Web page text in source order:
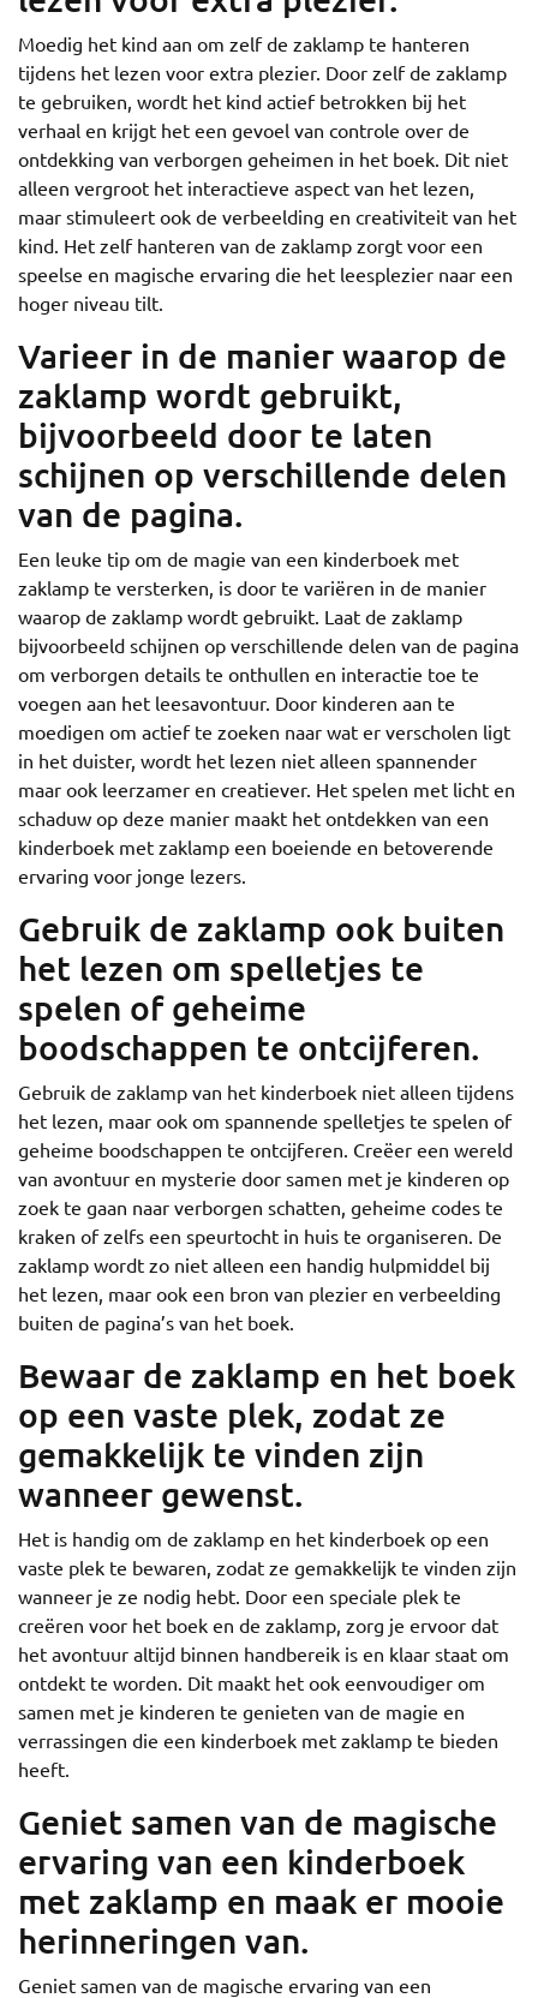
Moedig het kind aan om zelf de zaklamp te hanteren
tijdens het lezen voor extra plezier. Door zelf de zaklamp
te gebruiken, wordt het kind actief betrokken bij het
verhaal en krijgt het een gevoel van controle over de
ontdekking van verborgen geheimen in het boek. Dit niet
alleen vergroot het interactieve aspect van het lezen,
maar stimuleert ook de verbeelding en creativiteit van het
kind. Het zelf hanteren van de zaklamp zorgt voor een
speelse en magische ervaring die het leesplezier naar een
hoger niveau tilt.
Varieer in de manier waarop de
zaklamp wordt gebruikt,
bijvoorbeeld door te laten
schijnen op verschillende delen
van de pagina.
Een leuke tip om de magie van een kinderboek met
zaklamp te versterken, is door te variëren in de manier
waarop de zaklamp wordt gebruikt. Laat de zaklamp
bijvoorbeeld schijnen op verschillende delen van de pagina
om verborgen details te onthullen en interactie toe te
voegen aan het leesavontuur. Door kinderen aan te
moedigen om actief te zoeken naar wat er verscholen ligt
in het duister, wordt het lezen niet alleen spannender
maar ook leerzamer en creatiever. Het spelen met licht en
schaduw op deze manier maakt het ontdekken van een
kinderboek met zaklamp een boeiende en betoverende
ervaring voor jonge lezers.
Gebruik de zaklamp ook buiten
het lezen om spelletjes te
spelen of geheime
boodschappen te ontcijferen.
Gebruik de zaklamp van het kinderboek niet alleen tijdens
het lezen, maar ook om spannende spelletjes te spelen of
geheime boodschappen te ontcijferen. Creëer een wereld
van avontuur en mysterie door samen met je kinderen op
zoek te gaan naar verborgen schatten, geheime codes te
kraken of zelfs een speurtocht in huis te organiseren. De
zaklamp wordt zo niet alleen een handig hulpmiddel bij
het lezen, maar ook een bron van plezier en verbeelding
buiten de pagina’s van het boek.
Bewaar de zaklamp en het boek
op een vaste plek, zodat ze
gemakkelijk te vinden zijn
wanneer gewenst.
Het is handig om de zaklamp en het kinderboek op een
vaste plek te bewaren, zodat ze gemakkelijk te vinden zijn
wanneer je ze nodig hebt. Door een speciale plek te
creëren voor het boek en de zaklamp, zorg je ervoor dat
het avontuur altijd binnen handbereik is en klaar staat om
ontdekt te worden. Dit maakt het ook eenvoudiger om
samen met je kinderen te genieten van de magie en
verrassingen die een kinderboek met zaklamp te bieden
heeft.
Geniet samen van de magische
ervaring van een kinderboek
met zaklamp en maak er mooie
herinneringen van.
Geniet samen van de magische ervaring van een